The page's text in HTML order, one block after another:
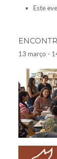
Este
13 março -